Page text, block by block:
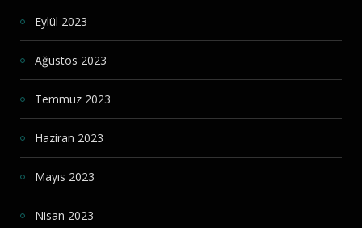
Eylül 2023
Ağustos 2023
Temmuz 2023
Haziran 2023
Mayıs 2023
Nisan 2023